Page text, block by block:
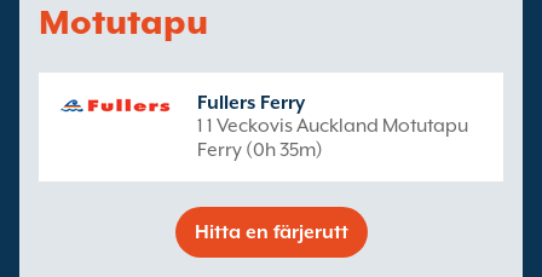
Motutapu
Fullers Ferry
1 1 Veckovis Auckland Motutapu
Ferry (0h 35m)
Hitta en färjerutt